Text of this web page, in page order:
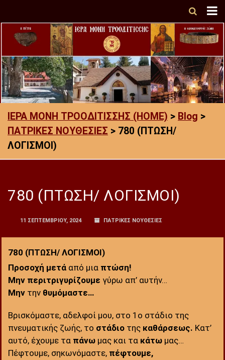
ΙΕΡΑ ΜΟΝΗ ΤΡΟΟΔΙΤΙΣΣΗΣ (HOME) > Blog >
ΠΑΤΡΙΚΕΣ ΝΟΥΘΕΣΙΕΣ > 780 (ΠΤΩΣΗ/
ΛΟΓΙΣΜΟΙ)
780 (ΠΤΩΣΗ/ ΛΟΓΙΣΜΟΙ)
11 ΣΕΠΤΕΜΒΡΊΟΥ, 2024 ΠΑΤΡΙΚΕΣ ΝΟΥΘΕΣΙΕΣ
780 (ΠΤΩΣΗ/ ΛΟΓΙΣΜΟΙ)
Προσοχή μετά από μια πτώση!
Μην περιτριγυρίζουμε γύρω απ’ αυτήν…
Μην την θυμόμαστε…
Βρισκόμαστε, αδελφοί μου, στο 1ο στάδιο της
πνευματικής ζωής, το στάδιο της καθάρσεως. Κατ’
αυτό, έχουμε τα πάνω μας και τα κάτω μας…
Πέφτουμε, σηκωνόμαστε, πέφτουμε,